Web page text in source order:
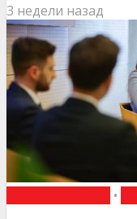
3 недели назад
•